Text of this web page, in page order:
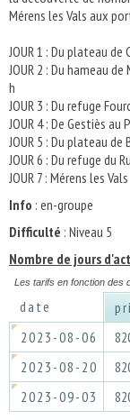
Mérens les Vals aux
JOUR 1 : Du plateau
JOUR 2 : Du hameau
h
JOUR 3 : Du refuge
JOUR 4 : De Gestiès
JOUR 5 : Du plateau
JOUR 6 : Du refuge du
JOUR 7 : Mérens les Vals
Info : en-groupe
Difficulté : Niveau 5
Nombre de jours
Les tarifs en fonction des
date
2023-08-06
2023-08-20
2023-09-03